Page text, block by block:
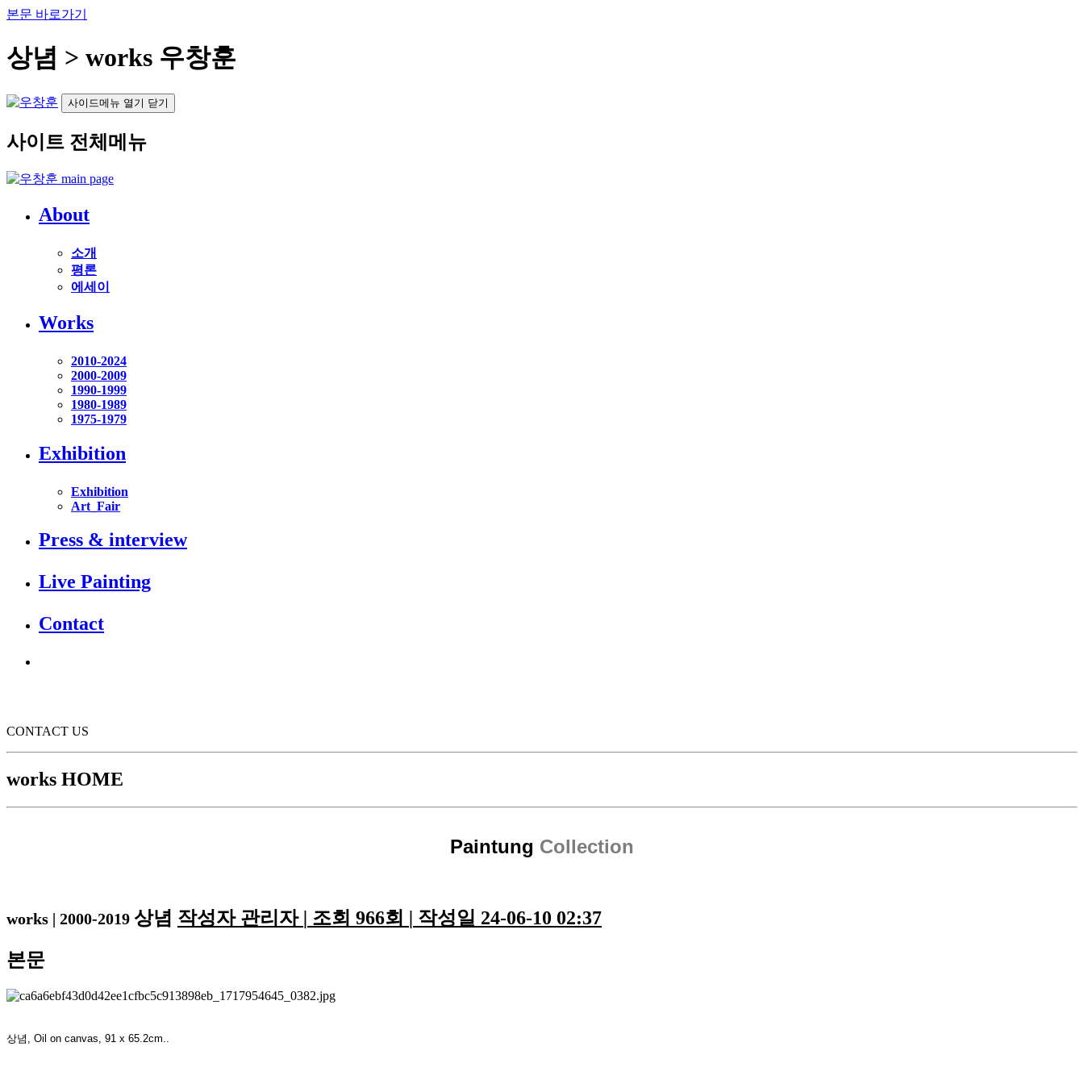
본문 바로가기
상념 > works 우창훈
사이드메뉴 열기 닫기
사이트 전체메뉴
About
소개
평론
에세이
Works
2010-2024
2000-2009
1990-1999
1980-1989
1975-1979
Exhibition
Exhibition
Art_Fair
Press & interview
Live Painting
Contact
CONTACT US
works HOME
Paintung Collection
works | 2000-2019 상념 작성자 관리자 조회 966회 작성일 24-06-10 02:37
본문
상념, Oil on canvas, 91 x 65.2cm..